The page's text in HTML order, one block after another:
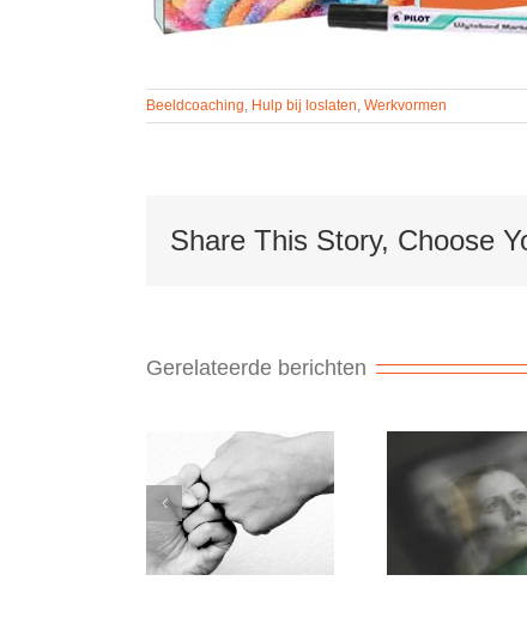
Beeldcoaching Hulp bij loslaten Werkvormen
Share This Story, Choose
Gerelateerde berichten